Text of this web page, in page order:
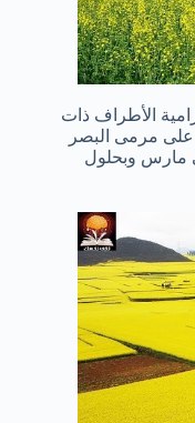
الأطراف ذات
على مرمى البصر
مارس وبحلول